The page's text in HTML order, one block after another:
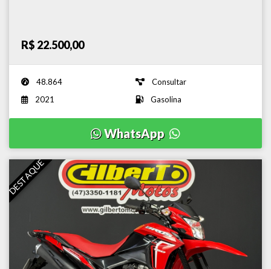
R$ 22.500,00
48.864
Consultar
2021
Gasolina
WhatsApp
DESTAQUE